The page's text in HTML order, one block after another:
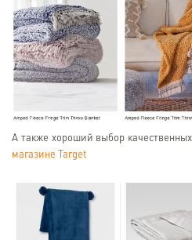
А также хороший выбор
магазине Target